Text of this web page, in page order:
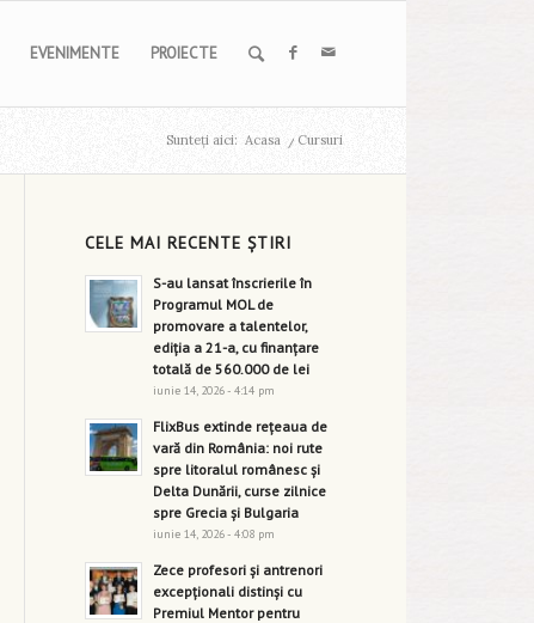
EVENIMENTE PROIECTE
Sunteți aici: Acasa / Cursuri
CELE MAI RECENTE ȘTIRI
S-au lansat înscrierile în
Programul MOL de
promovare a talentelor,
ediția a 21-a, cu finanțare
totală de 560.000 de lei
iunie 14, 2026 - 4:14 pm
FlixBus extinde rețeaua de
vară din România: noi rute
spre litoralul românesc și
Delta Dunării, curse zilnice
spre Grecia și Bulgaria
iunie 14, 2026 - 4:08 pm
Zece profesori și antrenori
excepționali distinși cu
Premiul Mentor pentru